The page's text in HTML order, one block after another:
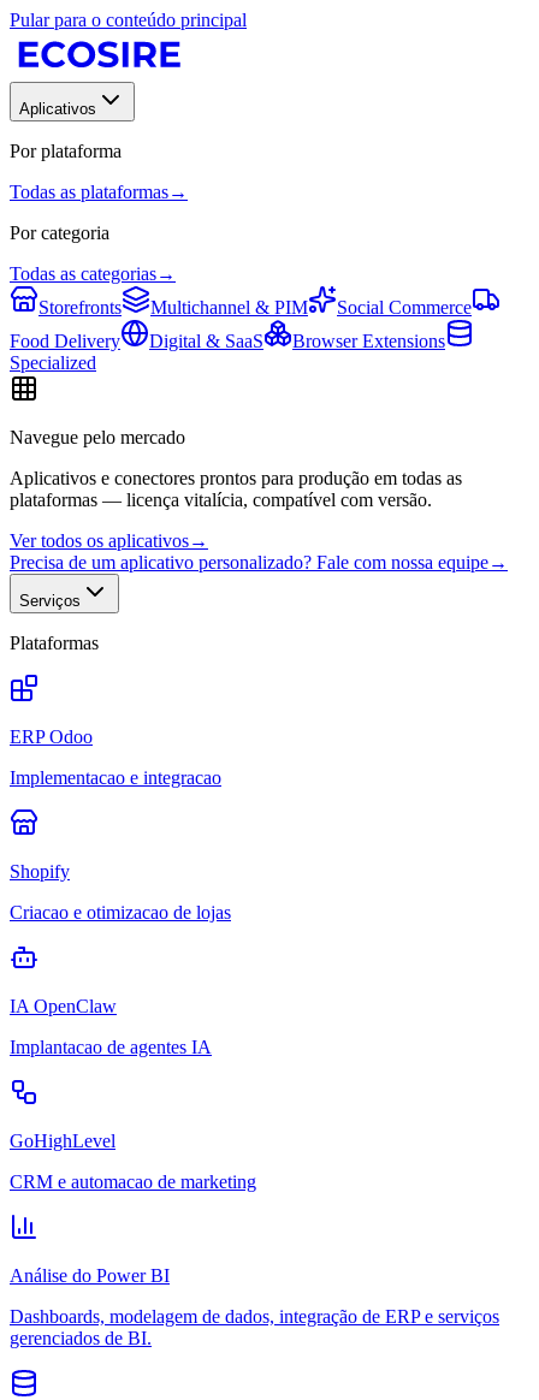
Pular para o conteúdo principal
Aplicativos
Por plataforma
Todas as plataformas→
Por categoria
Todas as categorias→
Storefronts
Multichannel & PIM
Social Commerce
Food Delivery
Digital & SaaS
Browser Extensions
Specialized
Navegue pelo mercado
Aplicativos e conectores prontos para produção em todas as
plataformas — licença vitalícia, compatível com versão.
Ver todos os aplicativos→
Precisa de um aplicativo personalizado? Fale com nossa equipe→
Serviços
Plataformas
ERP Odoo
Implementacao e integracao
Shopify
Criacao e otimizacao de lojas
IA OpenClaw
Implantacao de agentes IA
GoHighLevel
CRM e automacao de marketing
Análise do Power BI
Dashboards, modelagem de dados, integração de ERP e serviços
gerenciados de BI.